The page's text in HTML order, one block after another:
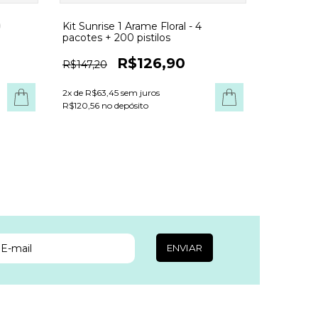
Kit Sunrise 1 Arame Floral - 4
pacotes + 200 pistilos
R$147,20 R$126,90
2x de R$63,45 sem juros
R$120,56 no depósito